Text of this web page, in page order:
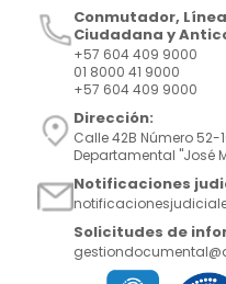
Conmutador,
Ciudadana y
+57 604 409 9000
01 8000 41 9000
+57 604 409 9000
Dirección:
Calle 42B Número
Departamental "José
Notificaciones
Solicitudes de